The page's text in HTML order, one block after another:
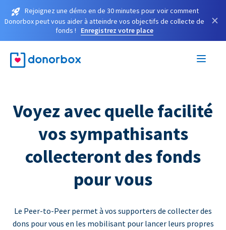
Rejoignez une démo en de 30 minutes pour voir comment
Donorbox peut vous aider à atteindre vos objectifs de collecte de
fonds !
Enregistrez votre place
×
Voyez avec quelle facilité
vos sympathisants
collecteront des fonds
pour vous
Le Peer-to-Peer permet à vos supporters de collecter des
dons pour vous en les mobilisant pour lancer leurs propres